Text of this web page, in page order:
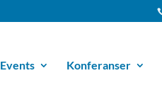
Events Konferanser